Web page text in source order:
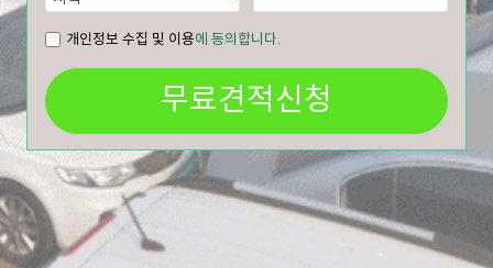
개인정보 수집 및 이용에 동의합니다.
무료견적신청